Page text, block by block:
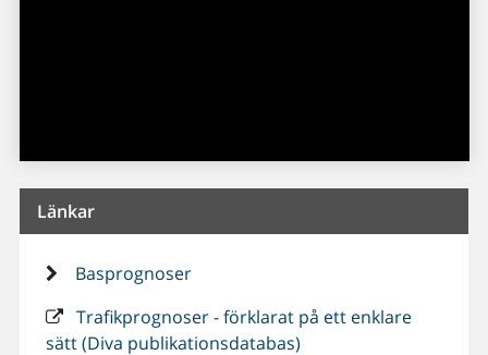
Länkar
Basprognoser
Trafikprognoser - förklarat på ett enklare
sätt (Diva publikationsdatabas)